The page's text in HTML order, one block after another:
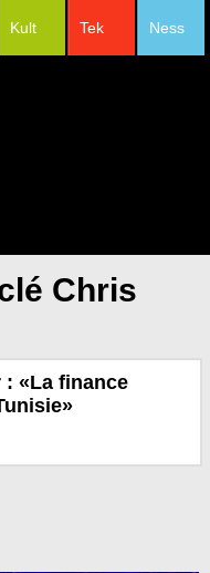
Ness
Tek
Kult
Chris
«La finance